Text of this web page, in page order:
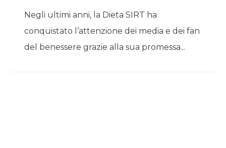
Negli ultimi anni, la Dieta SIRT ha
conquistato l’attenzione dei media e dei fan
del benessere grazie alla sua promessa...